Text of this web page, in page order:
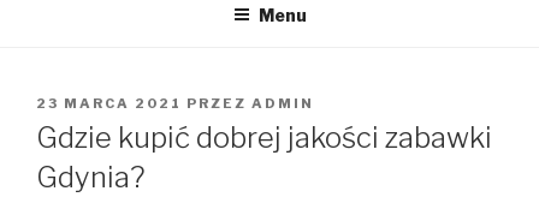
Menu
OPUBLIKOWANE
W
23 MARCA 2021 PRZEZ ADMIN
Gdzie kupić dobrej jakości zabawki
Gdynia?